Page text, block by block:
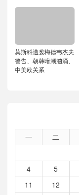
莫斯科遭袭梅德韦杰夫
警告、朝韩暗潮汹涌、
中美欧关系
一 二
4
5
11
12